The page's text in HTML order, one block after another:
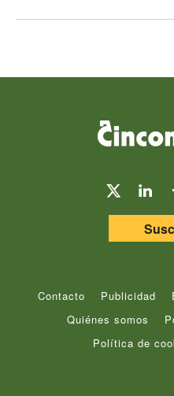
Contacto Publicidad
Quiénes somos
Política de